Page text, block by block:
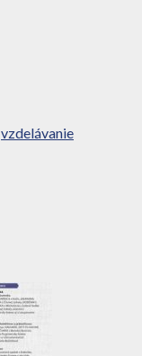
vzdelávanie